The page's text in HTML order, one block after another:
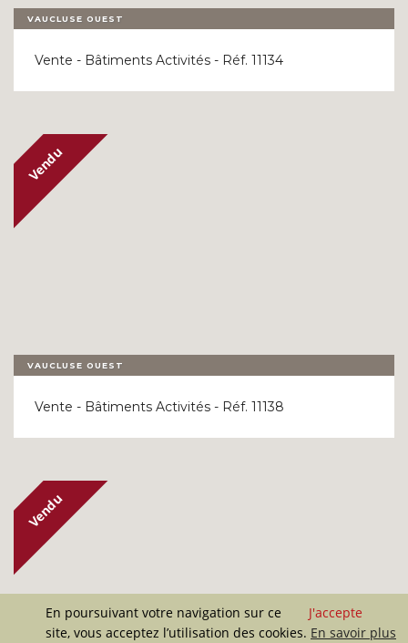
J'accepte
En poursuivant votre navigation sur ce
site, vous acceptez l’utilisation des cookies. En savoir plus
VAUCLUSE OUEST
Vente - Bâtiments Activités - Réf. 11134
VAUCLUSE OUEST
Vente - Bâtiments Activités - Réf. 11138